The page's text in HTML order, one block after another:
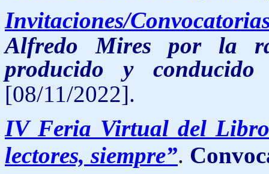
Invitaciones/
Alfredo Mires por la
producido y
[08/11/2022].
IV Feria Virtual del
lectores, siempre”.